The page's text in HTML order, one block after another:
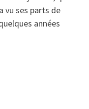
vu ses parts de
années